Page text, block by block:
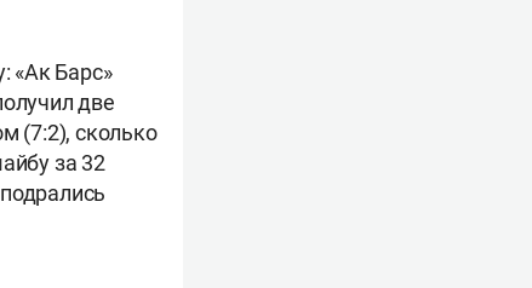
«Ак Барс»
две
(7:2), сколько
за 32